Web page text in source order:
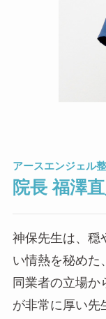
アースエンジェル
院長 福澤
神保先生は、穏
い情熱を秘めた
同業者の立場
が非常に厚い先